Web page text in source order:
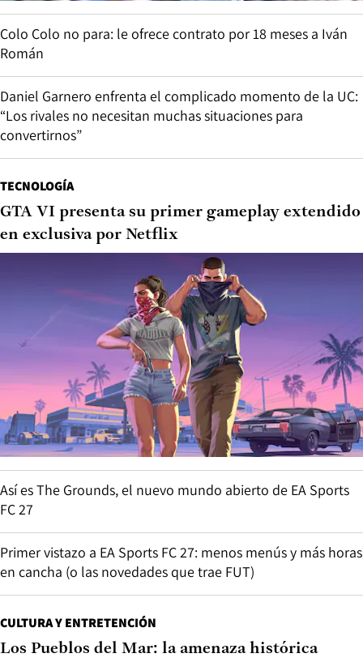
Colo Colo no para: le ofrece contrato por 18 meses a Iván
Román
Daniel Garnero enfrenta el complicado momento de la UC:
“Los rivales no necesitan muchas situaciones para
convertirnos”
TECNOLOGÍA
GTA VI presenta su primer gameplay extendido
en exclusiva por Netflix
Así es The Grounds, el nuevo mundo abierto de EA Sports
FC 27
Primer vistazo a EA Sports FC 27: menos menús y más horas
en cancha (o las novedades que trae FUT)
CULTURA Y ENTRETENCIÓN
Los Pueblos del Mar: la amenaza histórica